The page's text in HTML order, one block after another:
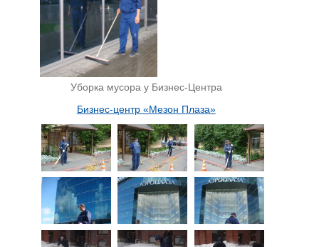
Уборка мусора у Бизнес-Центра
Бизнес-центр «Мезон Плаза»